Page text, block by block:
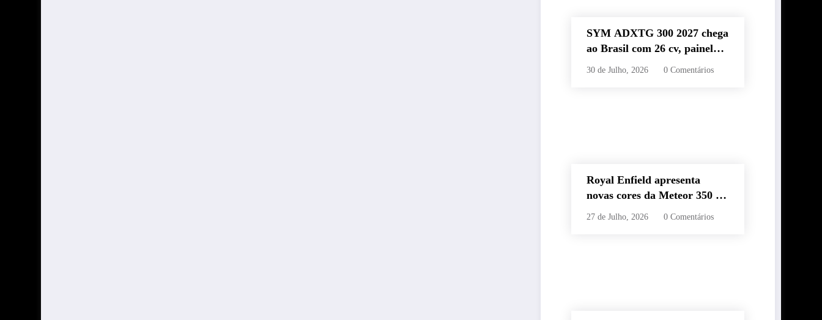
SYM ADXTG 300 2027 chega
ao Brasil com 26 cv, painel
TFT de 7” e preço de R$
30 de Julho, 2026 0 Comentários
Royal Enfield apresenta
novas cores da Meteor 350 e
revela edição especial da
27 de Julho, 2026 0 Comentários